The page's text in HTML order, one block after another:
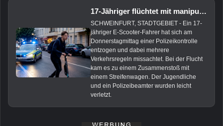
17-Jähriger flüchtet mit manipuliertem E-Scooter vor Polizei
SCHWEINFURT, STADTGEBIET - Ein 17-
jähriger E-Scooter-Fahrer hat sich am
Donnerstagmittag einer Polizeikontrolle
entzogen und dabei mehrere
Verkehrsregeln missachtet. Bei der Flucht
kam es zu einem Zusammenstoß mit
einem Streifenwagen. Der Jugendliche
und ein Polizeibeamter wurden leicht
verletzt.